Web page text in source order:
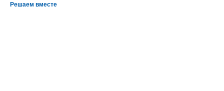
Решаем вместе